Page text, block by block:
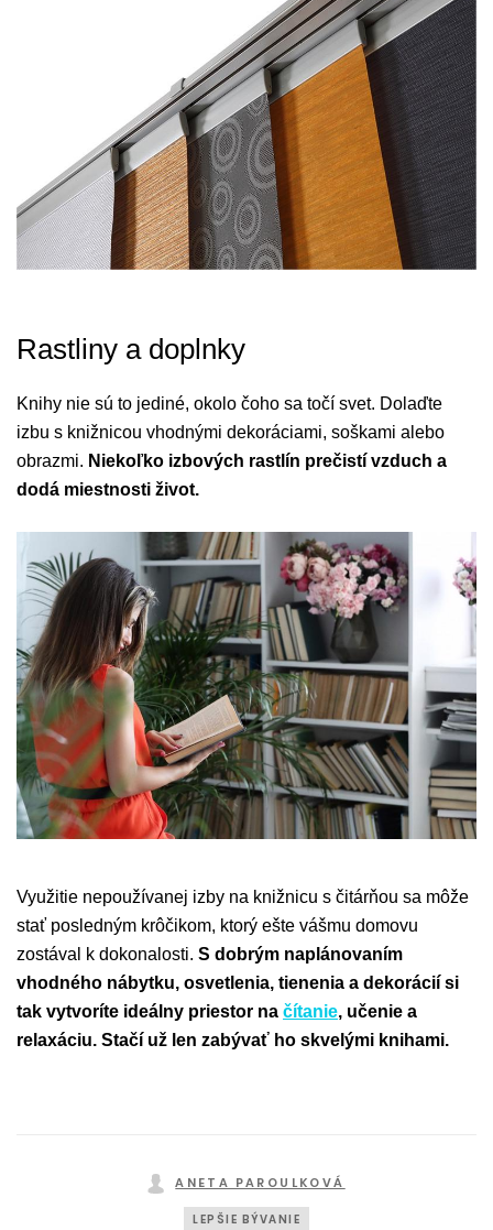
Rastliny a doplnky
Knihy nie sú to jediné, okolo čoho sa točí svet. Dolaďte
izbu s knižnicou vhodnými dekoráciami, soškami alebo
obrazmi. Niekoľko izbových rastlín prečistí vzduch a
dodá miestnosti život.
Využitie nepoužívanej izby na knižnicu s čitárňou sa môže
stať posledným krôčikom, ktorý ešte vášmu domovu
zostával k dokonalosti. S dobrým naplánovaním
vhodného nábytku, osvetlenia, tienenia a dekorácií si
tak vytvoríte ideálny priestor na čítanie, učenie a
relaxáciu. Stačí už len zabývať ho skvelými knihami.
ANETA PAROULKOVÁ
LEPŠIE BÝVANIE